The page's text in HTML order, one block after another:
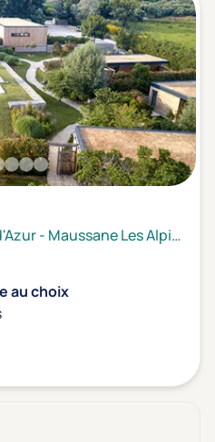
- Maussane Les Alpilles
au choix